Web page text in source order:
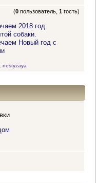
(0 пользователь,1 гость)
2018 год.
собаки.
Новый год с
nestyzaya